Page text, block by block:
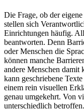
Die Frage, ob der
stellen sich
Einrichtungen häufig.
beantworten. Denn
oder Menschen die
können manche
andere Menschen damit
kann geschriebene
einem rein visuellen
genau umgekehrt. Von
unterschiedlich betroffen.